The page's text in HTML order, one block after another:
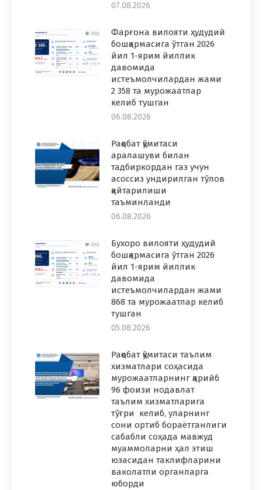
07.08.2026
Фарғона вилояти ҳудудий
бошқармасига ўтган 2026
йил 1-ярим йиллик
давомида
истеъмолчилардан жами
2 358 та мурожаатлар
келиб тушган
06.08.2026
Рақобат қўмитаси
аралашуви билан
тадбиркордан газ учун
асоссиз ундирилган тўлов
қайтарилиши
таъминланди
06.08.2026
Бухоро вилояти ҳудудий
бошқармасига ўтган 2026
йил 1-ярим йиллик
давомида
истеъмолчилардан жами
868 та мурожаатлар келиб
тушган
05.08.2026
Рақобат қўмитаси таълим
хизматлари соҳасида
мурожаатларнинг қарийб
96 фоизи нодавлат
таълим хизматларига
тўғри келиб, уларнинг
сони ортиб бораётганлиги
сабабли соҳада мавжуд
муаммоларни ҳал этиш
юзасидан таклифларини
ваколатли органларга
юборди